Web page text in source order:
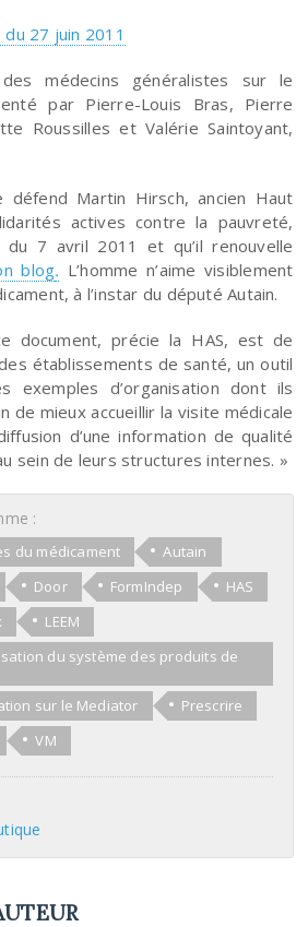
27 juin 2011
médecins généralistes sur le
par Pierre-Louis Bras, Pierre
Roussilles et Valérie Saintoyant,
défend Martin Hirsch, ancien Haut
actives contre la pauvreté,
7 avril 2011 et qu’il renouvelle
blog. L’homme n’aime visiblement
à l’instar du député Autain.
document, précie la HAS, est de
établissements de santé, un outil
exemples d’organisation dont ils
de mieux accueillir la visite médicale
d’une information de qualité
sein de leurs structures internes. »
:
du médicament
Autain
Door FormIndep
HAS
LEEM
du système des produits de
sur le Mediator
Prescrire
VM